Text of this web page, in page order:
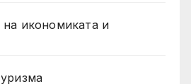
икономиката и